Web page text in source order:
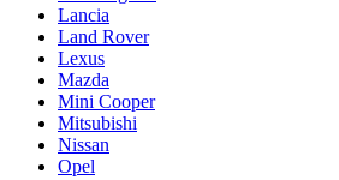
Lancia
Land Rover
Lexus
Mazda
Mini Cooper
Mitsubishi
Nissan
Opel